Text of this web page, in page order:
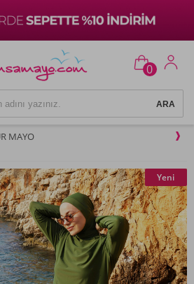
0
MAYO
Yeni